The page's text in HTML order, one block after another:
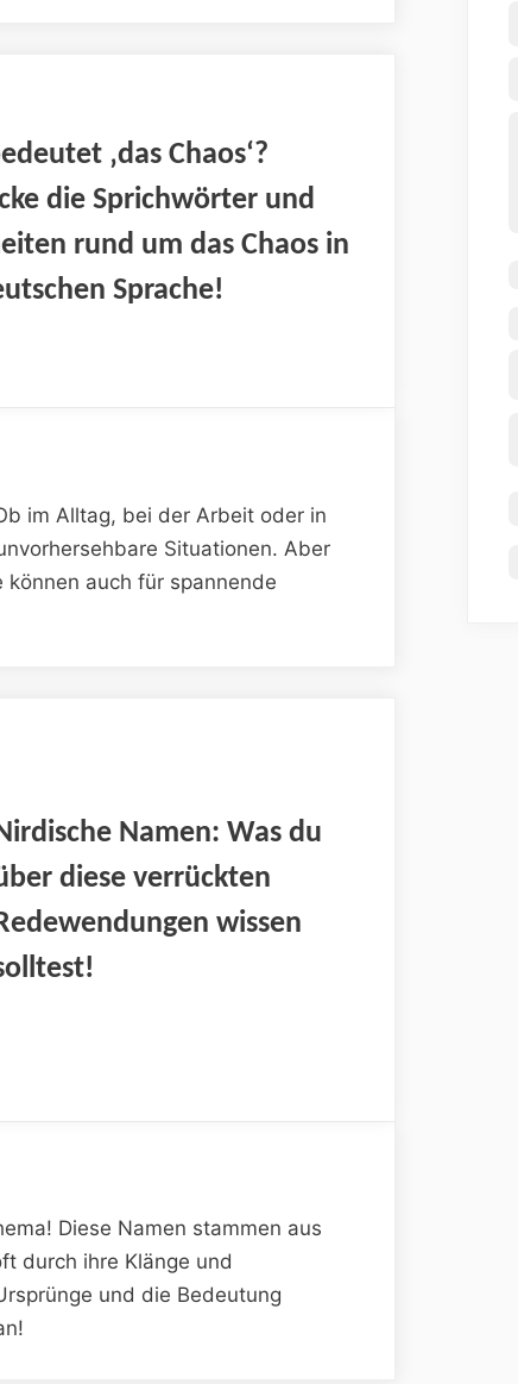
‚das Chaos‘?
die Sprichwörter und
rund um das Chaos in
Sprache!
im Alltag, bei der Arbeit oder in
Situationen. Aber
auch für spannende
Namen: Was du
diese verrückten
wissen
Diese Namen stammen aus
durch ihre Klänge und
und die Bedeutung